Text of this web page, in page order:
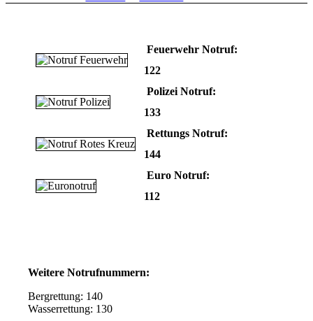
Feuerwehr Notruf:
122
Polizei Notruf:
133
Rettungs Notruf:
144
Euro Notruf:
112
Weitere Notrufnummern:
Bergrettung: 140
Wasserrettung: 130